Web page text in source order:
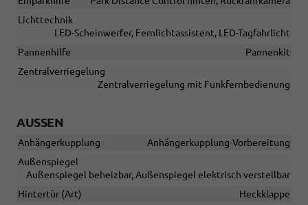
Lichttechnik
LED-Scheinwerfer, Fernlichtassistent, LED-Tagfahrlicht
Pannenhilfe
Pannenkit
Zentralverriegelung
Zentralverriegelung mit Funkfernbedienung
AUSSEN
Anhängerkupplung
Anhängerkupplung-Vorbereitung
Außenspiegel
Außenspiegel beheizbar, Außenspiegel elektrisch verstellbar
Hintertür (Art)
Heckklappe